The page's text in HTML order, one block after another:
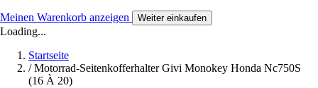
Meinen Warenkorb anzeigen Weiter einkaufen
Loading...
Startseite
/ Motorrad-Seitenkofferhalter Givi Monokey Honda Nc750S
(16 À 20)